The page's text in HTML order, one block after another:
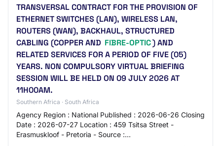
TRANSVERSAL CONTRACT FOR THE PROVISION OF
ETHERNET SWITCHES (LAN), WIRELESS LAN,
ROUTERS (WAN), BACKHAUL, STRUCTURED
CABLING (COPPER AND FIBRE-OPTIC) AND
RELATED SERVICES FOR A PERIOD OF FIVE (05)
YEARS. NON COMPULSORY VIRTUAL BRIEFING
SESSION WILL BE HELD ON 09 JULY 2026 AT
11H00AM.
Southern Africa · South Africa
Agency Region : National Published : 2026-06-26 Closing
Date : 2026-07-27 Location : 459 Tsitsa Street -
Erasmuskloof - Pretoria - Source :
https://www.etenders.gov.za/ Briefing Session Has